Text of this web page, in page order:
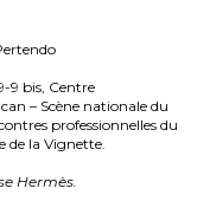
9 bis, Centre
– Scène nationale du
professionnelles du
de la Vignette.
Hermès.